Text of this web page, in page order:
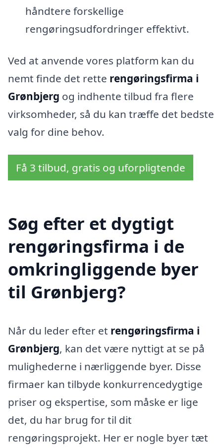
håndtere forskellige
rengøringsudfordringer effektivt.
Ved at anvende vores platform kan du
nemt finde det rette rengøringsfirma i
Grønbjerg og indhente tilbud fra flere
virksomheder, så du kan træffe det bedste
valg for dine behov.
Få 3 tilbud, gratis og uforpligtende
Søg efter et dygtigt
rengøringsfirma i de
omkringliggende byer
til Grønbjerg?
Når du leder efter et rengøringsfirma i
Grønbjerg, kan det være nyttigt at se på
mulighederne i nærliggende byer. Disse
firmaer kan tilbyde konkurrencedygtige
priser og ekspertise, som måske er lige
det, du har brug for til dit
rengøringsprojekt. Her er nogle byer tæt